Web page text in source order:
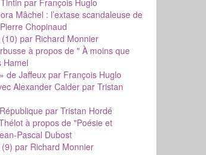
Mâchel : l’extase scandaleuse de
Chopinaud
par Richard Monnier
à propos de " À moins que
de Jaffeuxpar François Huglo
Alexander Calderpar Tristan
par Tristan Hordé
à propos de "Poésie et
Pascal Dubost
par Richard Monnier